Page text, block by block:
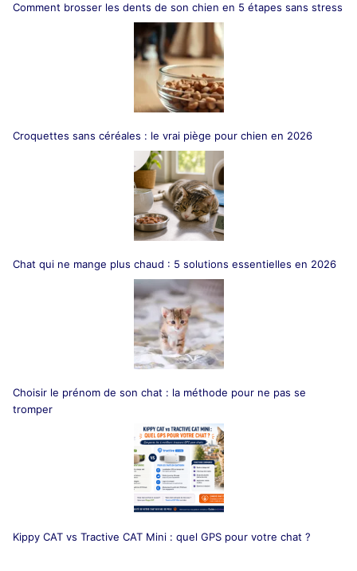
Comment brosser les dents de son chien en 5 étapes sans stress
Croquettes sans céréales : le vrai piège pour chien en 2026
Chat qui ne mange plus chaud : 5 solutions essentielles en 2026
Choisir le prénom de son chat : la méthode pour ne pas se
tromper
Kippy CAT vs Tractive CAT Mini : quel GPS pour votre chat ?